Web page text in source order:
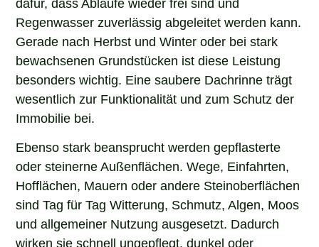
Regenwasser zuverlässig abgeleitet werden kann.
Gerade nach Herbst und Winter oder bei stark
bewachsenen Grundstücken ist diese Leistung
besonders wichtig. Eine saubere Dachrinne trägt
wesentlich zur Funktionalität und zum Schutz der
Immobilie bei.
Ebenso stark beansprucht werden gepflasterte
oder steinerne Außenflächen. Wege, Einfahrten,
Hofflächen, Mauern oder andere Steinoberflächen
sind Tag für Tag Witterung, Schmutz, Algen, Moos
und allgemeiner Nutzung ausgesetzt. Dadurch
wirken sie schnell ungepflegt, dunkel oder